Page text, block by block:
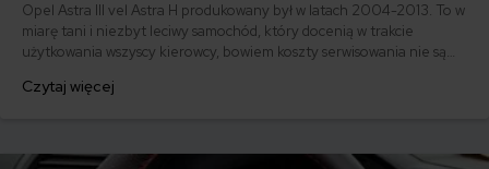
Opel Astra III vel Astra H produkowany był w latach 2004-2013. To w
miarę tani i niezbyt leciwy samochód, który docenią w trakcie
użytkowania wszyscy kierowcy, bowiem koszty serwisowania nie są
polskich drogach. Jakie są ceny Astry 3, wady, zalety, jaki silnik
Czytaj więcej